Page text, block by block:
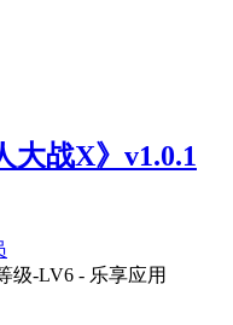
大战X》v1.0.1